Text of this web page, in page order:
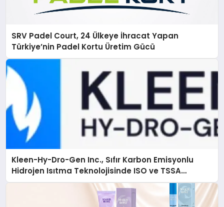
SRV Padel Court, 24 Ülkeye İhracat Yapan
Türkiye’nin Padel Kortu Üretim Gücü
Kleen-Hy-Dro-Gen Inc., Sıfır Karbon Emisyonlu
Hidrojen Isıtma Teknolojisinde ISO ve TSSA
Düzenleyici Onaylarını Aldı